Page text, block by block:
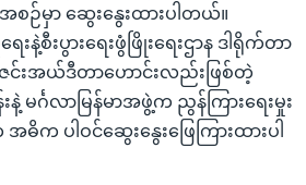
မှာ ဆွေးနွေးထားပါတယ်။
းနဲ့စီးပွားရေးဖွံဖြိုးရေးဌာန ဒါရိုက်တာ
င်းအယ်ဒီတာဟောင်းလည်းဖြစ်တဲ့
မင်္ဂလာမြန်မာအဖွဲ့က ညွန်ကြားရေးမှုး
က ပါဝင်ဆွေးနွေးဖြေကြားထားပါ